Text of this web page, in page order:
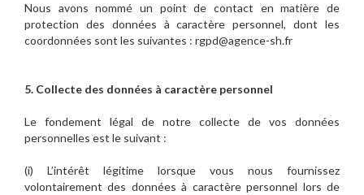
Nous avons nommé un point de contact en matière de
protection des données à caractère personnel, dont les
coordonnées sont les suivantes : rgpd@agence-sh.fr
5. Collecte des données à caractère personnel
Le fondement légal de notre collecte de vos données
personnelles est le suivant :
(i) L’intérêt légitime lorsque vous nous fournissez
volontairement des données à caractère personnel lors de